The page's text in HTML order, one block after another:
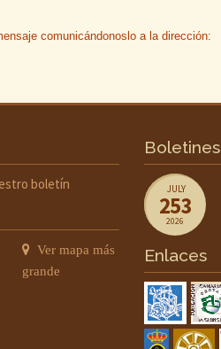
comunicándonoslo a la dirección:
boletín
Ver mapa más
grande
Boletines
JULY
253
2026
Enlaces